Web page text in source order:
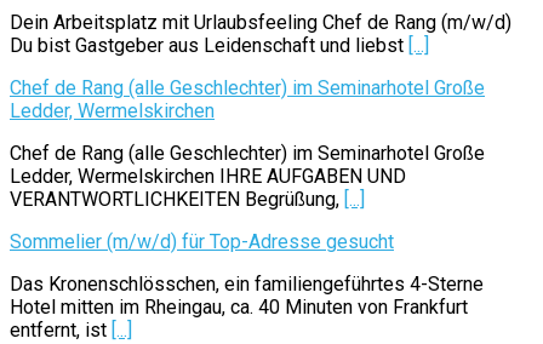
Dein Arbeitsplatz mit Urlaubsfeeling Chef de Rang (m/w/d)
Du bist Gastgeber aus Leidenschaft und liebst [...]
Chef de Rang (alle Geschlechter) im Seminarhotel Große
Ledder, Wermelskirchen
Chef de Rang (alle Geschlechter) im Seminarhotel Große
Ledder, Wermelskirchen IHRE AUFGABEN UND
VERANTWORTLICHKEITEN Begrüßung, [...]
Sommelier (m/w/d) für Top-Adresse gesucht
Das Kronenschlösschen, ein familiengeführtes 4-Sterne
Hotel mitten im Rheingau, ca. 40 Minuten von Frankfurt
entfernt, ist [...]